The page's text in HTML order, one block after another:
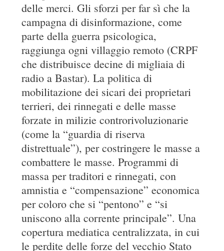
delle merci. Gli sforzi per far sì che la
campagna di disinformazione, come
parte della guerra psicologica,
raggiunga ogni villaggio remoto (CRPF
che distribuisce decine di migliaia di
radio a Bastar). La politica di
mobilitazione dei sicari dei proprietari
terrieri, dei rinnegati e delle masse
forzate in milizie controrivoluzionarie
(come la “guardia di riserva
distrettuale”), per costringere le masse a
combattere le masse. Programmi di
massa per traditori e rinnegati, con
amnistia e “compensazione” economica
per coloro che si “pentono” e “si
uniscono alla corrente principale”. Una
copertura mediatica centralizzata, in cui
le perdite delle forze del vecchio Stato